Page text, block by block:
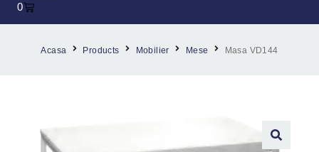
0
Acasa Products Mobilier Mese Masa VD144